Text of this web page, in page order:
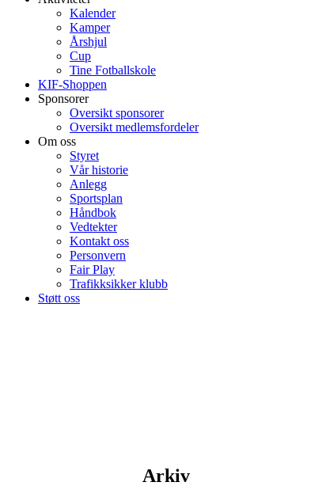
Kalender
Kamper
Årshjul
Cup
Tine Fotballskole
KIF-Shoppen
Sponsorer
Oversikt sponsorer
Oversikt medlemsfordeler
Om oss
Styret
Vår historie
Anlegg
Sportsplan
Håndbok
Vedtekter
Kontakt oss
Personvern
Fair Play
Trafikksikker klubb
Støtt oss
Arkiv